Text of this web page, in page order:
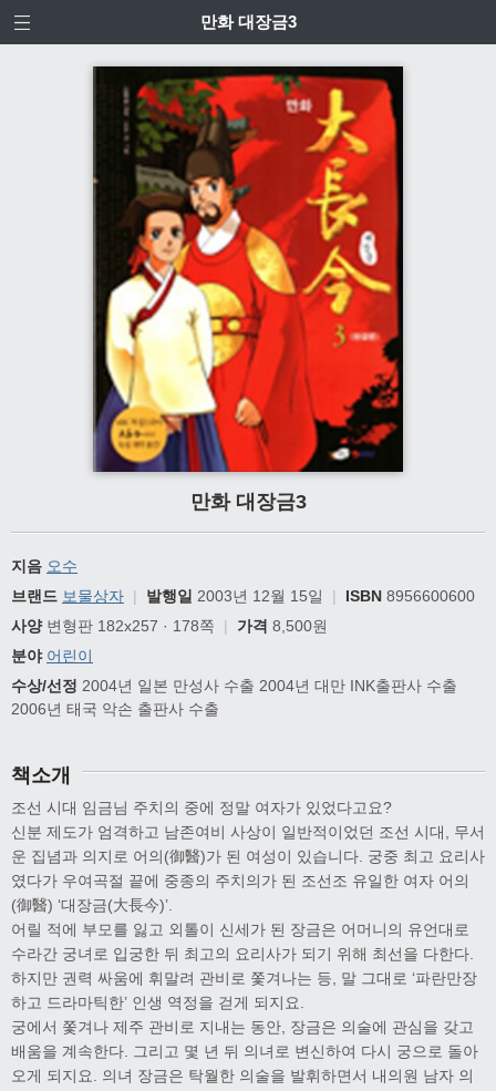
만화 대장금3
만화 대장금3
지음 오수
브랜드 보물상자 | 발행일 2003년 12월 15일 | ISBN 8956600600
사양변형판 182x257 · 178쪽 | 가격 8,500원
분야 어린이
수상/선정 2004년 일본 만성사 수출 2004년 대만 INK출판사 수출
2006년 태국 악손 출판사 수출
책소개
조선 시대 임금님 주치의 중에 정말 여자가 있었다고요?
신분 제도가 엄격하고 남존여비 사상이 일반적이었던 조선 시대, 무서
운 집념과 의지로 어의(御醫)가 된 여성이 있습니다. 궁중 최고 요리사
였다가 우여곡절 끝에 중종의 주치의가 된 조선조 유일한 여자 어의
(御醫) ‘대장금(大長今)’.
어릴 적에 부모를 잃고 외톨이 신세가 된 장금은 어머니의 유언대로
수라간 궁녀로 입궁한 뒤 최고의 요리사가 되기 위해 최선을 다한다.
하지만 권력 싸움에 휘말려 관비로 쫓겨나는 등, 말 그대로 ‘파란만장
하고 드라마틱한’ 인생 역정을 걷게 되지요.
궁에서 쫓겨나 제주 관비로 지내는 동안, 장금은 의술에 관심을 갖고
배움을 계속한다. 그리고 몇 년 뒤 의녀로 변신하여 다시 궁으로 돌아
오게 되지요. 의녀 장금은 탁월한 의술을 발휘하면서 내의원 남자 의